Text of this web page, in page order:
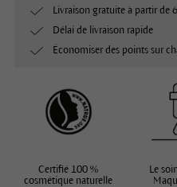
Livraison gratuite à partir de
Délai de livraison rapide
Économiser des points sur
Certifié 100 %
cosmétique naturelle
Le